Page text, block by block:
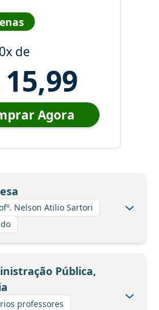
de
15,99
Agora
Nelson Atilio Sartori
Pública,
professores